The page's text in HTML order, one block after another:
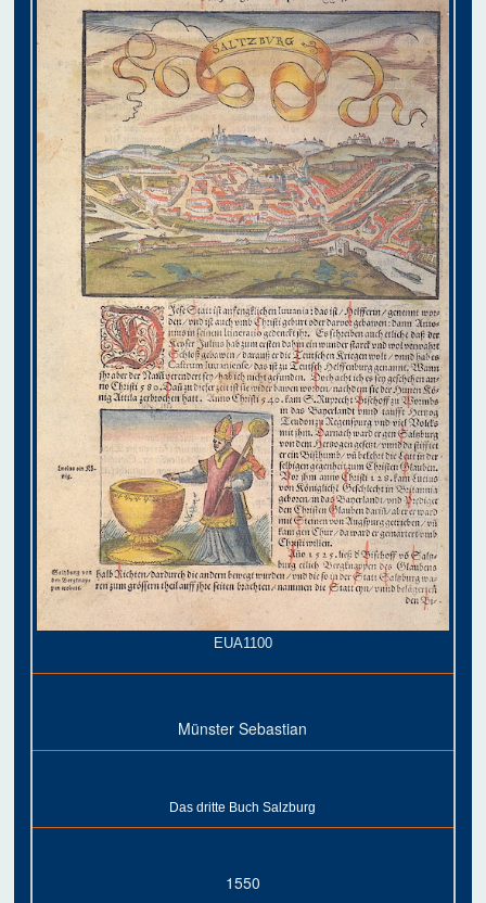
EUA1100
Münster Sebastian
Das dritte Buch Salzburg
1550